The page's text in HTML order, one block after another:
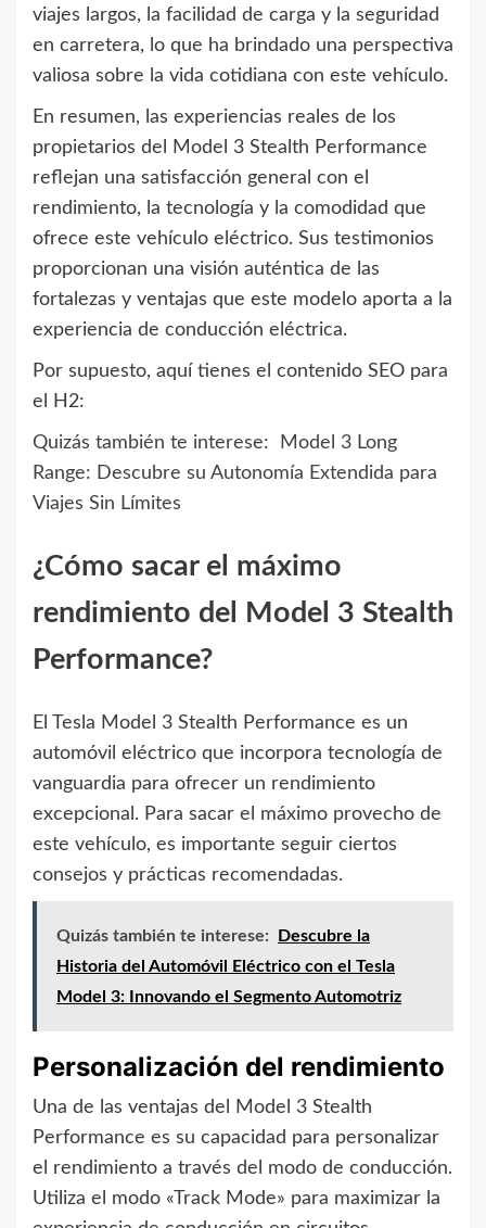
viajes largos, la facilidad de carga y la seguridad
en carretera, lo que ha brindado una perspectiva
valiosa sobre la vida cotidiana con este vehículo.
En resumen, las experiencias reales de los
propietarios del Model 3 Stealth Performance
reflejan una satisfacción general con el
rendimiento, la tecnología y la comodidad que
ofrece este vehículo eléctrico. Sus testimonios
proporcionan una visión auténtica de las
fortalezas y ventajas que este modelo aporta a la
experiencia de conducción eléctrica.
Por supuesto, aquí tienes el contenido SEO para
el H2:
Quizás también te interese:
Model 3 Long
Range: Descubre su Autonomía Extendida para
Viajes Sin Límites
¿Cómo sacar el máximo
rendimiento del Model 3 Stealth
Performance?
El Tesla Model 3 Stealth Performance es un
automóvil eléctrico que incorpora tecnología de
vanguardia para ofrecer un rendimiento
excepcional. Para sacar el máximo provecho de
este vehículo, es importante seguir ciertos
consejos y prácticas recomendadas.
Quizás también te interese:
Descubre la
Historia del Automóvil Eléctrico con el Tesla
Model 3: Innovando el Segmento Automotriz
Personalización del rendimiento
Una de las ventajas del Model 3 Stealth
Performance es su capacidad para personalizar
el rendimiento a través del modo de conducción.
Utiliza el modo «Track Mode» para maximizar la